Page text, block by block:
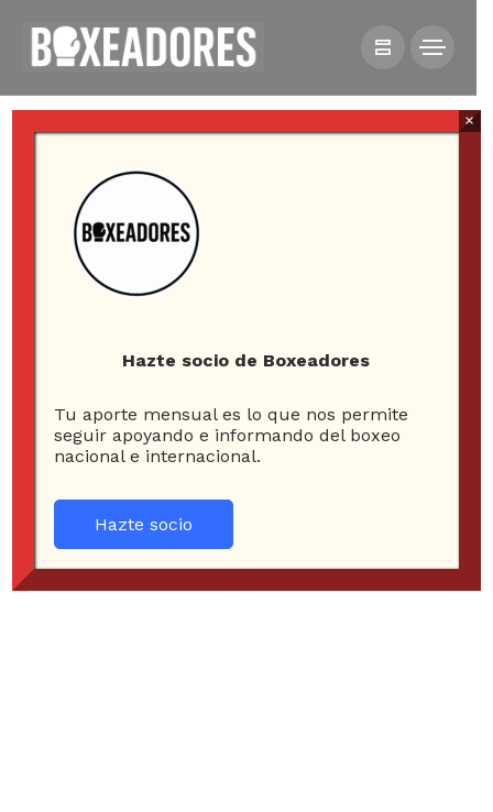
NOTICIAS
TOMARÉ SU ALMA”Hazte socio de Boxeadores
Tu aporte mensual es lo que nos permite
seguir apoyando e informando del boxeo
nacional e internacional.
Hazte socio
×